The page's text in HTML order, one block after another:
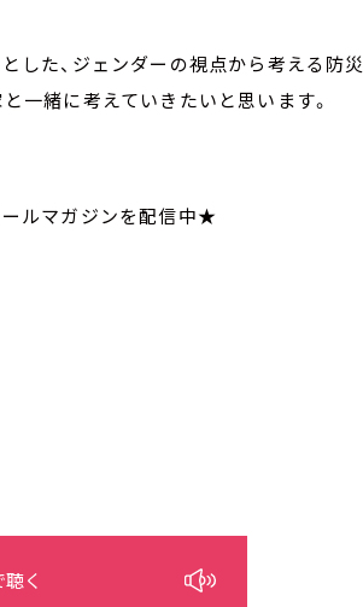
した、ジェンダーの視点から考える防災
一緒に考えていきたいと思います。
、メールマガジンを配信中★
く